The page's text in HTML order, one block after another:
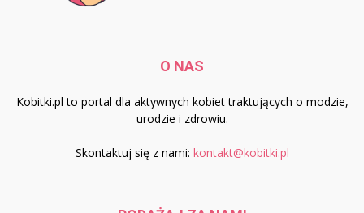
O NAS
Kobitki.pl to portal dla aktywnych kobiet traktujących o modzie,
urodzie i zdrowiu.
Skontaktuj się z nami: kontakt@kobitki.pl